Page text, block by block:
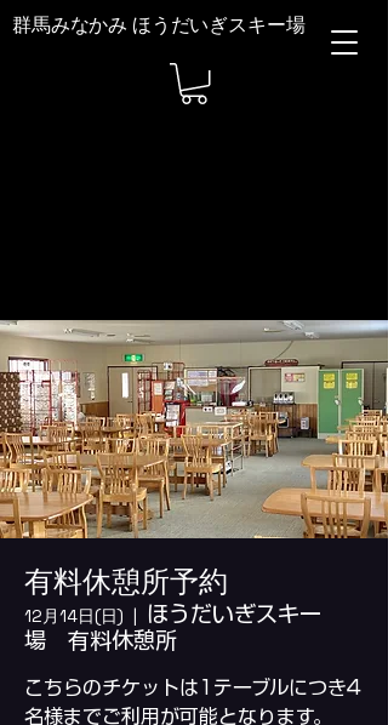
群馬みなかみ ほうだいぎスキー場
有料休憩所予約
12月14日(日)
  |
ほうだいぎスキー
場 有料休憩所
こちらのチケットは1テーブルにつき4
名様までご利用が可能となります。